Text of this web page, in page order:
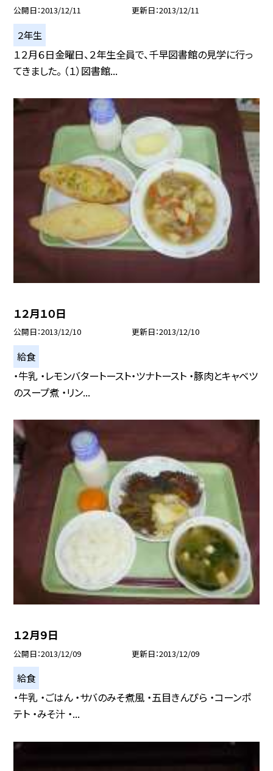
公開日 2013/12/11 更新日 2013/12/11
２年生
１２月６日金曜日、２年生全員で、千早図書館の見学に行っ
てきました。 （１）図書館...
１２月１０日
公開日 2013/12/10 更新日 2013/12/10
給食
・牛乳 ・レモンバタートースト・ツナトースト ・豚肉とキャベツ
のスープ煮 ・リン...
１２月９日
公開日 2013/12/09 更新日 2013/12/09
給食
・牛乳 ・ごはん ・サバのみそ煮風 ・五目きんぴら ・コーンポ
テト ・みそ汁 ・...